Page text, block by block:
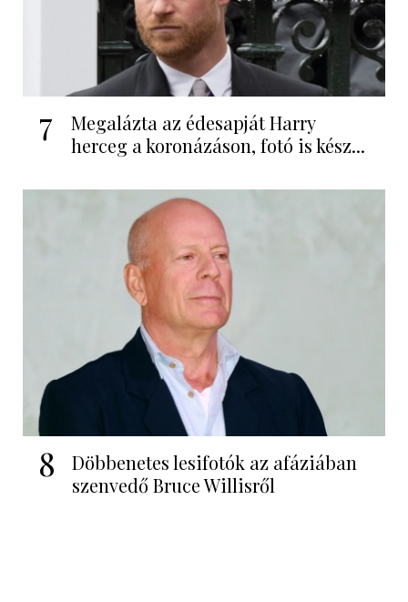
7
Megalázta az édesapját Harry
herceg a koronázáson, fotó is kész...
8
Döbbenetes lesifotók az afáziában
szenvedő Bruce Willisről